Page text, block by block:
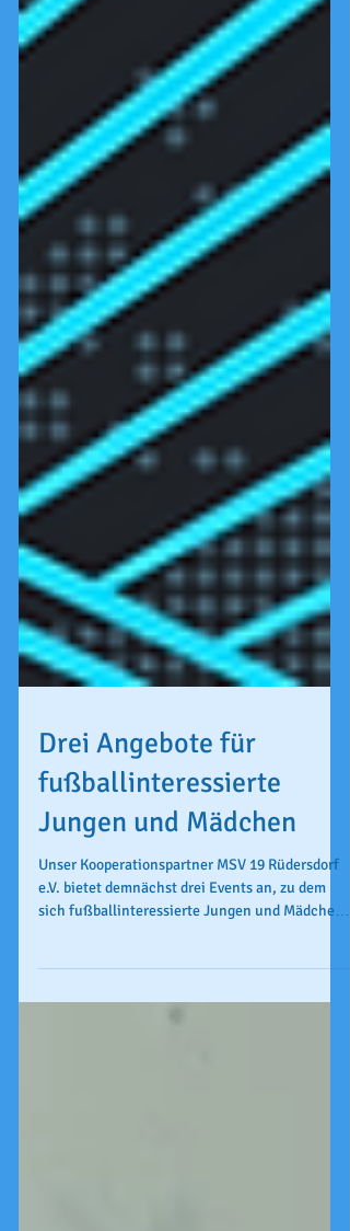
Drei Angebote für
fußballinteressierte
Jungen und Mädchen
Unser Kooperationspartner MSV 19 Rüdersdorf
sich fußballinteressierte Jungen und Mädchen